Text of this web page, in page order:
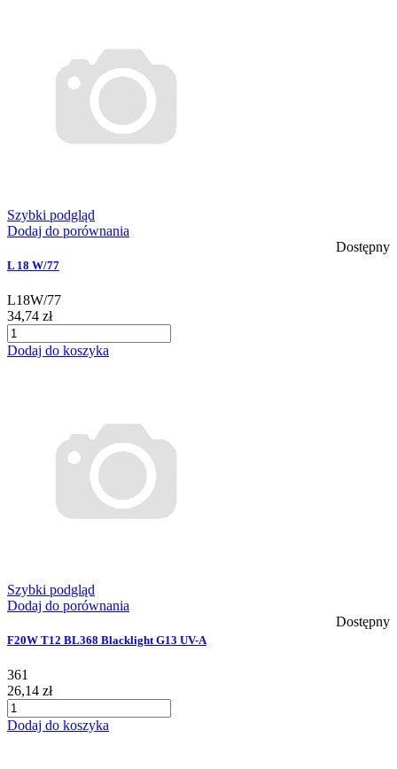
Szybki podgląd
Dodaj do porównania
Dostępny
L 18 W/77
L18W/77
34,74 zł
Dodaj do koszyka
Szybki podgląd
Dodaj do porównania
Dostępny
F20W T12 BL368 Blacklight G13 UV-A
361
26,14 zł
Dodaj do koszyka